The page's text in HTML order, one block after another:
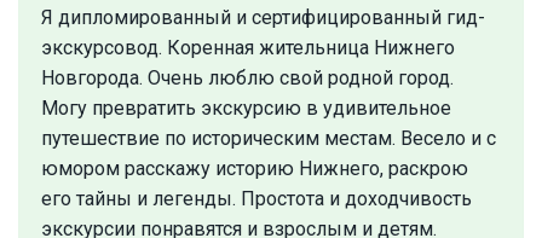
Я дипломированный и сертифицированный гид-
экскурсовод. Коренная жительница Нижнего
Новгорода. Очень люблю свой родной город.
Могу превратить экскурсию в удивительное
путешествие по историческим местам. Весело и с
юмором расскажу историю Нижнего, раскрою
его тайны и легенды. Простота и доходчивость
экскурсии понравятся и взрослым и детям.